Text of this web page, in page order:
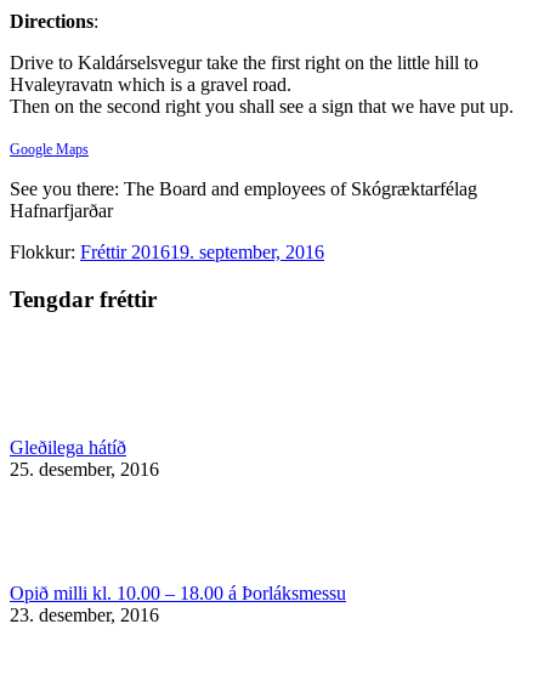
Directions:
Drive to Kaldárselsvegur take the first right on the little hill to
Hvaleyravatn which is a gravel road.
Then on the second right you shall see a sign that we have put up.
Google Maps
See you there: The Board and employees of Skógræktarfélag
Hafnarfjarðar
Flokkur: Fréttir 201619. september, 2016
Tengdar fréttir
Gleðilega hátíð
25. desember, 2016
Opið milli kl. 10.00 – 18.00 á Þorláksmessu
23. desember, 2016